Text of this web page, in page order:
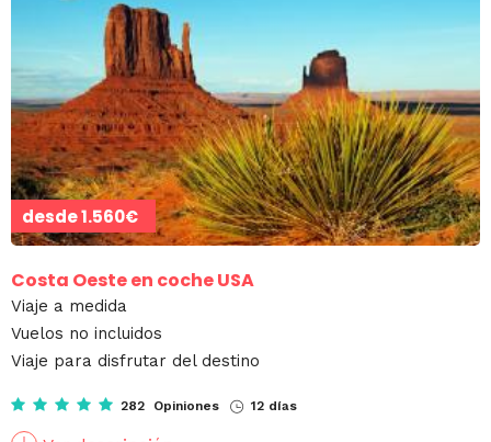
desde1.560€
Costa Oeste en coche USA
Viaje a medida
Vuelos no incluidos
Viaje para disfrutar del destino
282 Opiniones 12 días